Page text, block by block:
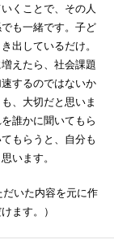
くことで、その人
も一緒です。子ど
出しているだけ。
えたら、社会課題
するのではないか
、大切だと思いま
誰かに聞いてもら
もらうと、自分も
います。
いた内容を元に作
ます。）